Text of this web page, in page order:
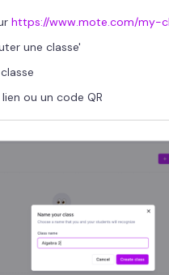
https://www.mote.com/my-
une classe'
ou un code QR